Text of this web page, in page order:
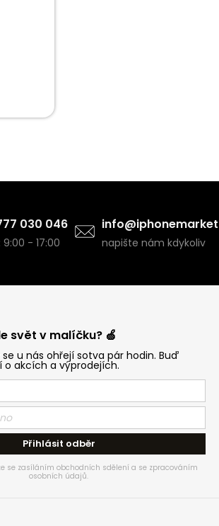
030 046
9:00 - 17:00 napište nám kdykoliv
svět v malíčku? 🍏
se u nás ohřejí sotva pár hodin. Buď
o akcích a výprodejích.
Přihlásit odběr
se zasíláním obchodních sdělení a se zpracováním
osobních údajů.